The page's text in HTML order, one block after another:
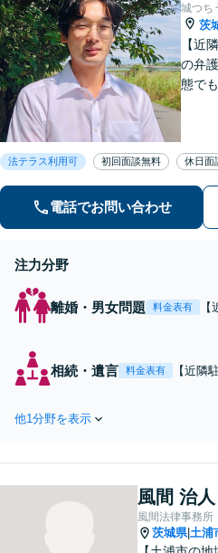
城つち
茨
【近
の弁
態で
可】
法テラス利用可 初回面談無料 休日面
電話でお問い合わせ
注力分野
離婚・男女問題 料金表有
心
相続・遺言 料金表有
【近隣
ます。
他1分野を表示
風間 治人
風間法律事務所
茨城県| 土浦